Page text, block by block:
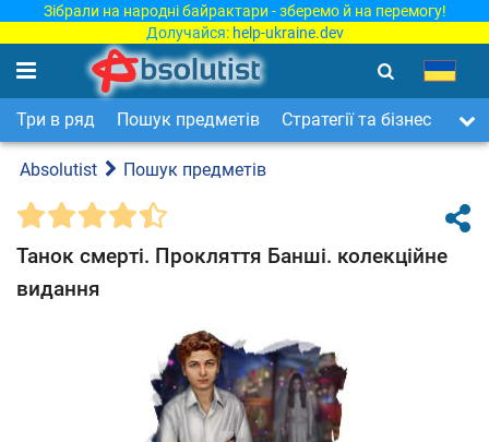
Зібрали на народні байрактари - зберемо й на перемогу!
Долучайся: help-ukraine.dev
Три в ряд Пошук предметів Стратегії та бізнес
Absolutist Пошук предметів
Танок смерті. Прокляття Банші. колекційне
видання